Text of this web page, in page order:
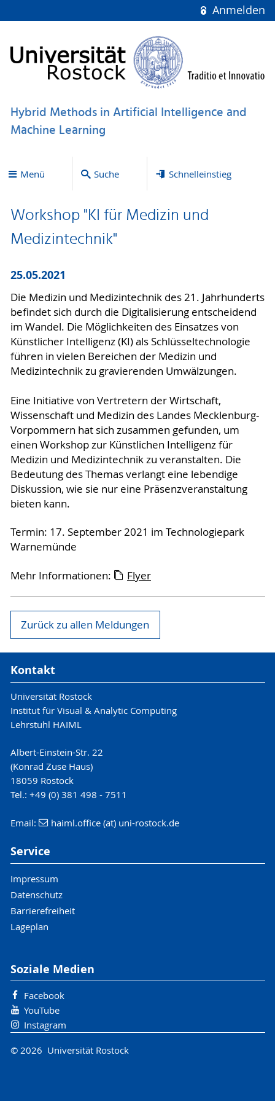
Anmelden
Hybrid Methods in Artificial Intelligence and
Machine Learning
Menü Suche Schnelleinstieg
Workshop "KI für Medizin und
Medizintechnik"
25.05.2021
Die Medizin und Medizintechnik des 21. Jahrhunderts
befindet sich durch die Digitalisierung entscheidend
im Wandel. Die Möglichkeiten des Einsatzes von
Künstlicher Intelligenz (KI) als Schlüsseltechnologie
führen in vielen Bereichen der Medizin und
Medizintechnik zu gravierenden Umwälzungen.
Eine Initiative von Vertretern der Wirtschaft,
Wissenschaft und Medizin des Landes Mecklenburg-
Vorpommern hat sich zusammen gefunden, um
einen Workshop zur Künstlichen Intelligenz für
Medizin und Medizintechnik zu veranstalten. Die
Bedeutung des Themas verlangt eine lebendige
Diskussion, wie sie nur eine Präsenzveranstaltung
bieten kann.
Termin: 17. September 2021 im Technologiepark
Warnemünde
Mehr Informationen: Flyer
Zurück zu allen Meldungen
Kontakt
Universität Rostock
Institut für Visual & Analytic Computing
Lehrstuhl HAIML
Albert-Einstein-Str. 22
(Konrad Zuse Haus)
18059 Rostock
Tel.: +49 (0) 381 498 - 7511
Email: haiml.office (at) uni-rostock.de
Service
Impressum
Datenschutz
Barrierefreiheit
Lageplan
Soziale Medien
Facebook
YouTube
Instagram
© 2026 Universität Rostock